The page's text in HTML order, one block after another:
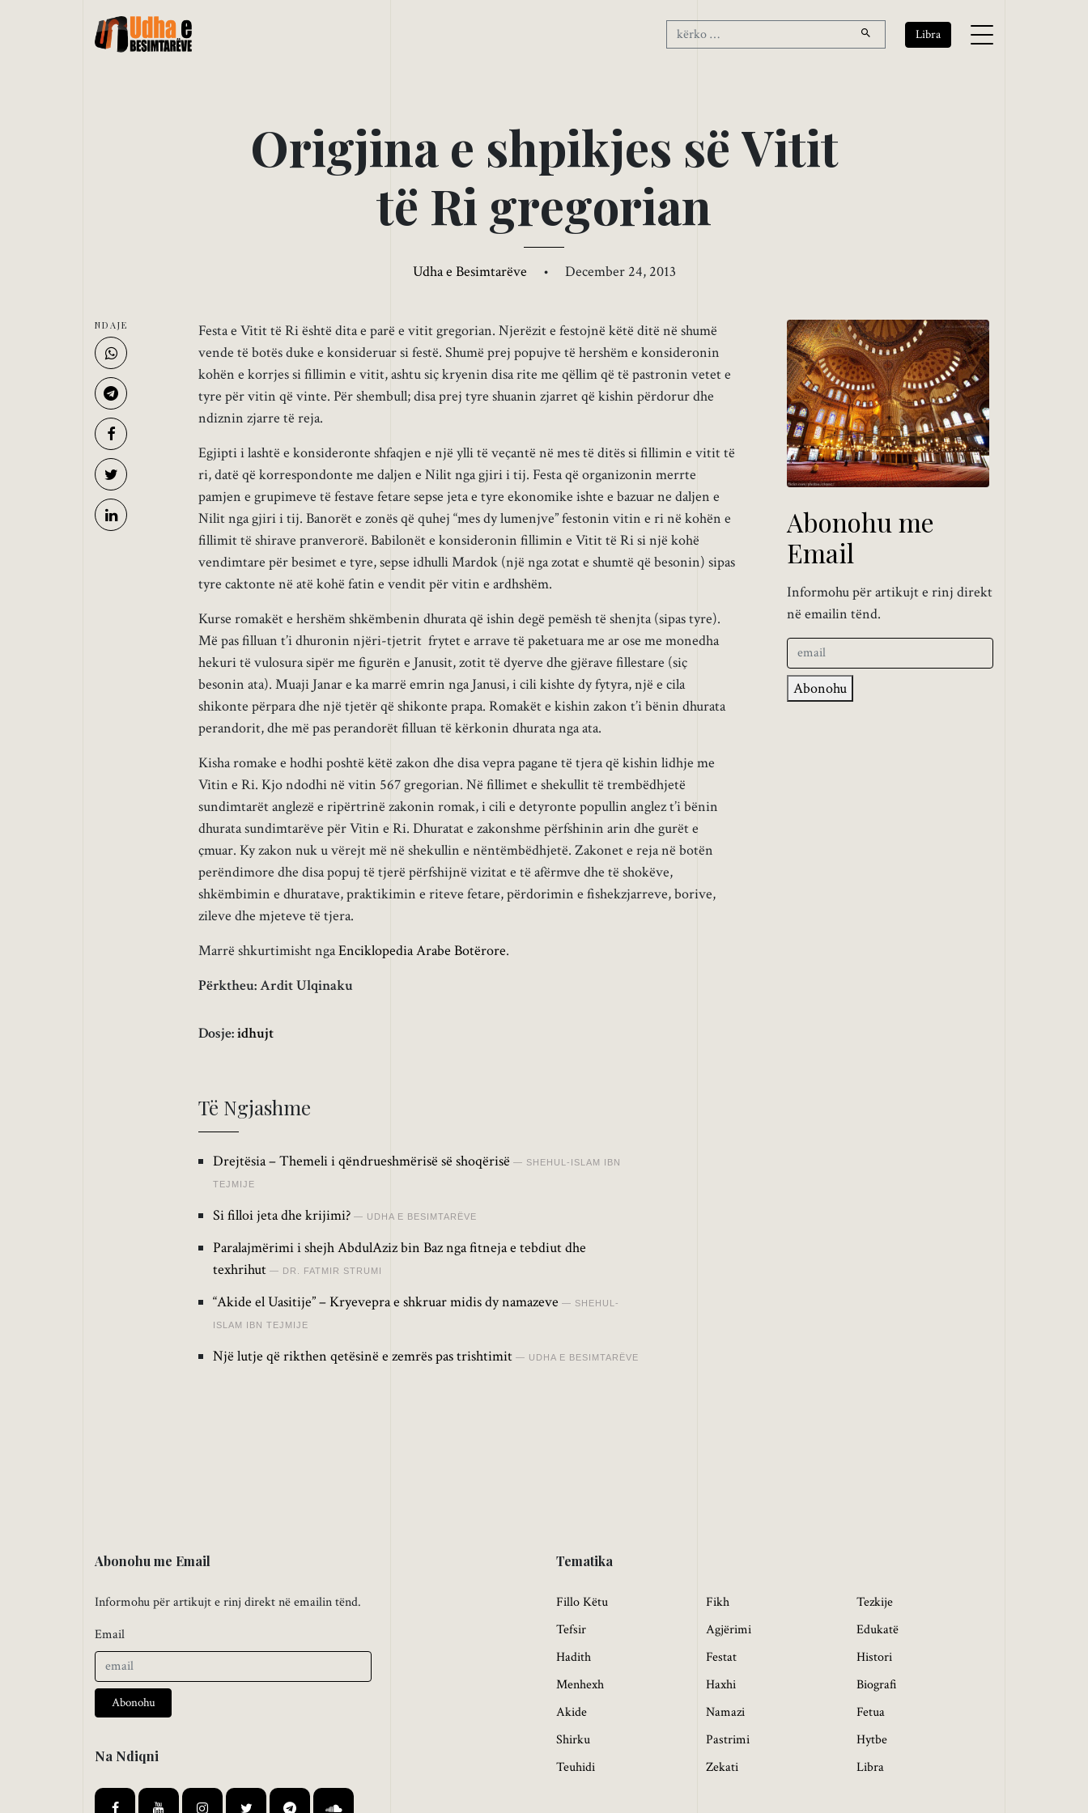
Libra
Origjina e shpikjes së Vitit
të Ri gregorian
Udha e Besimtarëve • December 24, 2013
Festa e Vitit të Ri është dita e parë e vitit gregorian. Njerëzit e festojnë këtë ditë në shumë
vende të botës duke e konsideruar si festë. Shumë prej popujve të hershëm e konsideronin
kohën e korrjes si fillimin e vitit, ashtu siç kryenin disa rite me qëllim që të pastronin vetet e
tyre për vitin që vinte. Për shembull; disa prej tyre shuanin zjarret që kishin përdorur dhe
ndiznin zjarre të reja.
Egjipti i lashtë e konsideronte shfaqjen e një ylli të veçantë në mes të ditës si fillimin e vitit të
ri, datë që korrespondonte me daljen e Nilit nga gjiri i tij. Festa që organizonin merrte
pamjen e grupimeve të festave fetare sepse jeta e tyre ekonomike ishte e bazuar ne daljen e
Nilit nga gjiri i tij. Banorët e zonës që quhej “mes dy lumenjve” festonin vitin e ri në kohën e
fillimit të shirave pranverorë. Babilonët e konsideronin fillimin e Vitit të Ri si një kohë
vendimtare për besimet e tyre, sepse idhulli Mardok (një nga zotat e shumtë që besonin) sipas
tyre caktonte në atë kohë fatin e vendit për vitin e ardhshëm.
Kurse romakët e hershëm shkëmbenin dhurata që ishin degë pemësh të shenjta (sipas tyre).
Më pas filluan t’i dhuronin njëri-tjetrit frytet e arrave të paketuara me ar ose me monedha
hekuri të vulosura sipër me figurën e Janusit, zotit të dyerve dhe gjërave fillestare (siç
besonin ata). Muaji Janar e ka marrë emrin nga Janusi, i cili kishte dy fytyra, një e cila
shikonte përpara dhe një tjetër që shikonte prapa. Romakët e kishin zakon t’i bënin dhurata
perandorit, dhe më pas perandorët filluan të kërkonin dhurata nga ata.
Kisha romake e hodhi poshtë këtë zakon dhe disa vepra pagane të tjera që kishin lidhje me
Vitin e Ri. Kjo ndodhi në vitin 567 gregorian. Në fillimet e shekullit të trembëdhjetë
sundimtarët anglezë e ripërtrinë zakonin romak, i cili e detyronte popullin anglez t’i bënin
dhurata sundimtarëve për Vitin e Ri. Dhuratat e zakonshme përfshinin arin dhe gurët e
çmuar. Ky zakon nuk u vërejt më në shekullin e nëntëmbëdhjetë. Zakonet e reja në botën
perëndimore dhe disa popuj të tjerë përfshijnë vizitat e të afërmve dhe të shokëve,
shkëmbimin e dhuratave, praktikimin e riteve fetare, përdorimin e fishekzjarreve, borive,
zileve dhe mjeteve të tjera.
Marrë shkurtimisht ngaEnciklopedia Arabe Botërore.
Përktheu: Ardit Ulqinaku
Dosje:idhujt
Të Ngjashme
Drejtësia – Themeli i qëndrueshmërisë së shoqërisë SHEHUL-ISLAM IBN
TEJMIJE
Si filloi jeta dhe krijimi? UDHA E BESIMTARËVE
Paralajmërimi i shejh AbdulAziz bin Baz nga fitneja e tebdiut dhe
texhrihut
DR. FATMIR STRUMI
“Akide el Uasitije” – Kryevepra e shkruar midis dy namazeve SHEHUL-
ISLAM IBN TEJMIJE
Një lutje që rikthen qetësinë e zemrës pas trishtimit UDHA E BESIMTARËVE
NDAJE
Abonohu me
Email
Informohu për artikujt e rinj direkt
në emailin tënd.
Abonohu
Abonohu me Email
Informohu për artikujt e rinj direkt në emailin tënd.
Email
Abonohu
Na Ndiqni
Tematika
Fillo Këtu
Tefsir
Hadith
Menhexh
Akide
Shirku
Teuhidi
Fikh
Agjërimi
Festat
Haxhi
Namazi
Pastrimi
Zekati
Tezkije
Edukatë
Histori
Biografi
Fetua
Hytbe
Libra